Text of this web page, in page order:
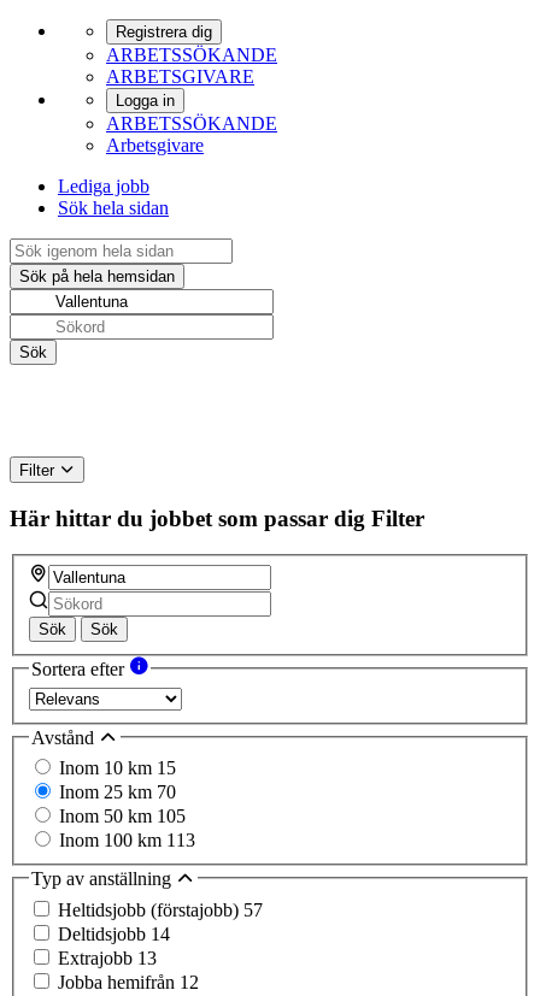
Registrera dig
ARBETSSÖKANDE
ARBETSGIVARE
Logga in
ARBETSSÖKANDE
Arbetsgivare
Lediga jobb
Sök hela sidan
Filter
Här hittar du jobbet som passar dig Filter
Sök Sök
Sortera efter
Avstånd
Inom 10 km 15
Inom 25 km 70
Inom 50 km 105
Inom 100 km 113
Typ av anställning
Heltidsjobb (förstajobb) 57
Deltidsjobb 14
Extrajobb 13
Jobba hemifrån 12